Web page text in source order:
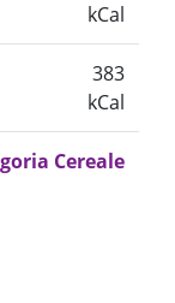
kCal
383
kCal
Cereale